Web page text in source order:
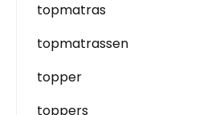
topmatras
topmatrassen
topper
toppers